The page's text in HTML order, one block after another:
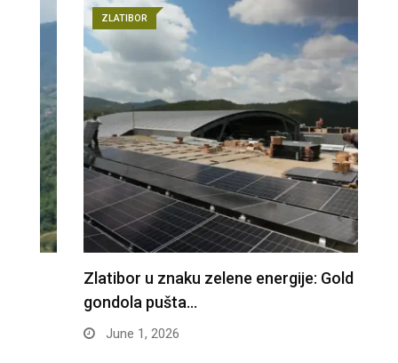
ZLATIBOR
Zlatibor u znaku zelene energije: Gold
gondola pušta…
June 1, 2026